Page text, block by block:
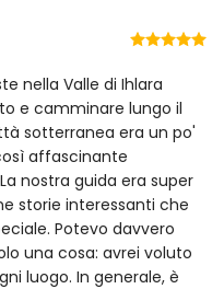
nella Valle di Ihlara
e camminare lungo il
sotterranea era un po'
affascinante
nostra guida era super
storie interessanti che
Potevo davvero
una cosa: avrei voluto
luogo. In generale, è